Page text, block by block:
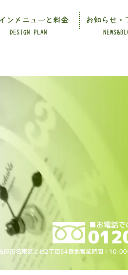
DESIGN PLAN
ンメニューと料金 お知らせ・
市名東区上社2丁目54番地営業時間：10:00